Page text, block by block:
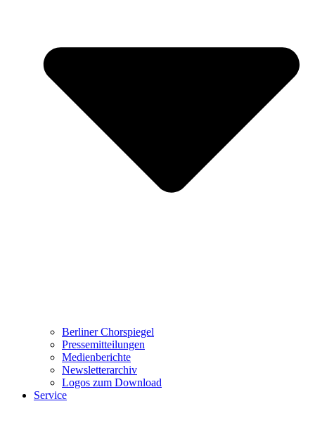
Berliner Chorspiegel
Pressemitteilungen
Medienberichte
Newsletterarchiv
Logos zum Download
Service